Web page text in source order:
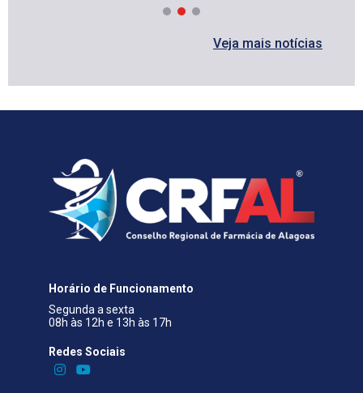
Veja mais notícias
Horário de Funcionamento
Segunda a sexta
08h às 12h e 13h às 17h
Redes Sociais​